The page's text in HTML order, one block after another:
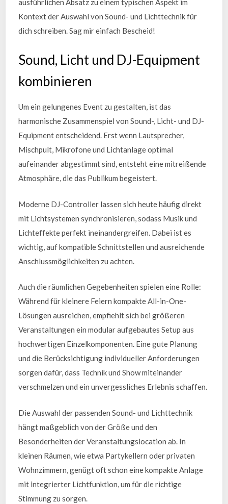
Kontext der Auswahl von Sound- und Lichttechnik für
dich schreiben. Sag mir einfach Bescheid!
Sound, Licht und DJ-Equipment
kombinieren
Um ein gelungenes Event zu gestalten, ist das
harmonische Zusammenspiel von Sound-, Licht- und DJ-
Equipment entscheidend. Erst wenn Lautsprecher,
Mischpult, Mikrofone und Lichtanlage optimal
aufeinander abgestimmt sind, entsteht eine mitreißende
Atmosphäre, die das Publikum begeistert.
Moderne DJ-Controller lassen sich heute häufig direkt
mit Lichtsystemen synchronisieren, sodass Musik und
Lichteffekte perfekt ineinandergreifen. Dabei ist es
wichtig, auf kompatible Schnittstellen und ausreichende
Anschlussmöglichkeiten zu achten.
Auch die räumlichen Gegebenheiten spielen eine Rolle:
Während für kleinere Feiern kompakte All-in-One-
Lösungen ausreichen, empfiehlt sich bei größeren
Veranstaltungen ein modular aufgebautes Setup aus
hochwertigen Einzelkomponenten. Eine gute Planung
und die Berücksichtigung individueller Anforderungen
sorgen dafür, dass Technik und Show miteinander
verschmelzen und ein unvergessliches Erlebnis schaffen.
Die Auswahl der passenden Sound- und Lichttechnik
hängt maßgeblich von der Größe und den
Besonderheiten der Veranstaltungslocation ab. In
kleinen Räumen, wie etwa Partykellern oder privaten
Wohnzimmern, genügt oft schon eine kompakte Anlage
mit integrierter Lichtfunktion, um für die richtige
Stimmung zu sorgen.